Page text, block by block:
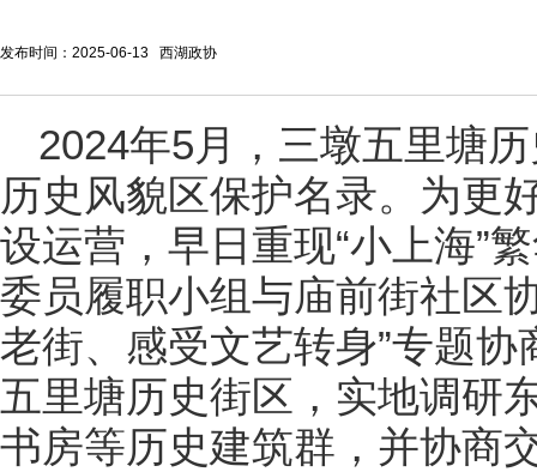
发布时间：2025-06-13 西湖政协
2024年5月，三墩五里塘
历史风貌区保护名录。为更
设运营，早日重现“小上海”
委员履职小组与庙前街社区
老街、感受文艺转身”专题
五里塘历史街区，实地调研
书房等历史建筑群，并协商